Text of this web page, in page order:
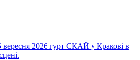
вересня 2026 гурт СКАЙ у Кракові в